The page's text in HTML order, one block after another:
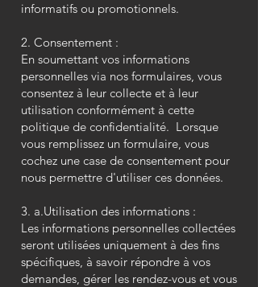
informatifs ou promotionnels.
2. Consentement :
En soumettant vos informations
personnelles via nos formulaires, vous
consentez à leur collecte et à leur
utilisation conformément à cette
politique de confidentialité. Lorsque
vous remplissez un formulaire, vous
cochez une case de consentement pour
nous permettre d'utiliser ces données.
3. a.Utilisation des informations :
Les informations personnelles collectées
seront utilisées uniquement à des fins
spécifiques, à savoir répondre à vos
demandes, gérer les rendez-vous et vous